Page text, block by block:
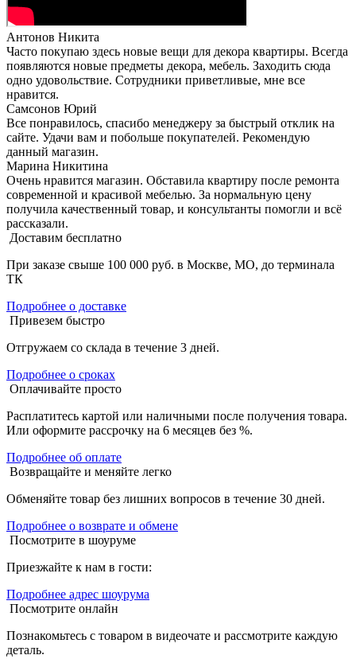
Антонов Никита
Часто покупаю здесь новые вещи для декора квартиры. Всегда
появляются новые предметы декора, мебель. Заходить сюда
одно удовольствие. Сотрудники приветливые, мне все
нравится.
Самсонов Юрий
Все понравилось, спасибо менеджеру за быстрый отклик на
сайте. Удачи вам и побольше покупателей. Рекомендую
данный магазин.
Марина Никитина
Очень нравится магазин. Обставила квартиру после ремонта
современной и красивой мебелью. За нормальную цену
получила качественный товар, и консультанты помогли и всё
рассказали.
Доставим бесплатно
При заказе свыше 100 000 руб. в Москве, МО, до терминала
ТК
Подробнее о доставке
Привезем быстро
Отгружаем со склада в течение 3 дней.
Подробнее о сроках
Оплачивайте просто
Расплатитесь картой или наличными после получения товара.
Или оформите рассрочку на 6 месяцев без %.
Подробнее об оплате
Возвращайте и меняйте легко
Обменяйте товар без лишних вопросов в течение 30 дней.
Подробнее о возврате и обмене
Посмотрите в шоуруме
Приезжайте к нам в гости:
Подробнее адрес шоурума
Посмотрите онлайн
Познакомьтесь с товаром в видеочате и рассмотрите каждую
деталь.